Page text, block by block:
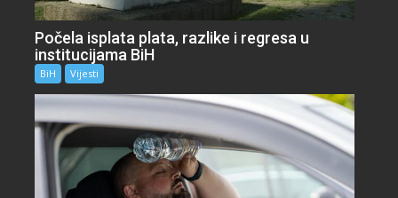
Počela isplata plata, razlike i regresa u
institucijama BiH
BiH Vijesti